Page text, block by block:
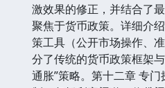
激效果的修正，并结合了
聚焦于货币政策。详细介
策工具（公开市场操作、
分了传统的货币政策框架
通胀”策略。第十二章 专